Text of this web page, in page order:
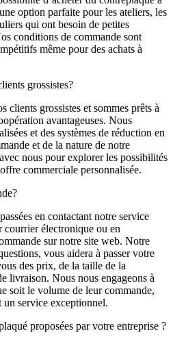
option parfaite pour les ateliers, les
qui ont besoin de petites
conditions de commande sont
même pour des achats à
grossistes?
clients grossistes et sommes prêts à
avantageuses. Nous
et des systèmes de réduction en
et de la nature de notre
nous pour explorer les possibilités
commerciale personnalisée.
en contactant notre service
courrier électronique ou en
sur notre site web. Notre
vous aidera à passer votre
des prix, de la taille de la
livraison. Nous nous engageons à
soit le volume de leur commande,
un service exceptionnel.
proposées par votre entreprise ?